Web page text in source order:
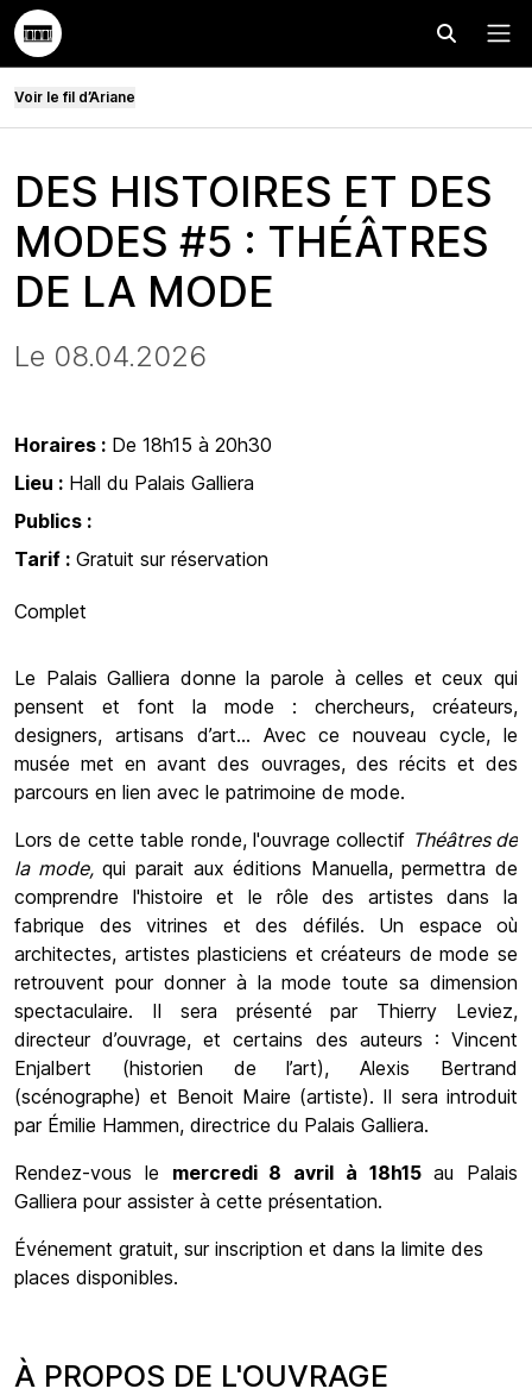
Voir le fil d’Ariane
DES HISTOIRES ET DES
MODES #5 : THÉÂTRES
DE LA MODE
Le 08.04.2026
Horaires : De 18h15 à 20h30
Lieu : Hall du Palais Galliera
Publics :
Tarif : Gratuit sur réservation
Complet
Le Palais Galliera donne la parole à celles et ceux qui
pensent et font la mode : chercheurs, créateurs,
designers, artisans d’art… Avec ce nouveau cycle, le
musée met en avant des ouvrages, des récits et des
parcours en lien avec le patrimoine de mode.
Lors de cette table ronde, l'ouvrage collectif Théâtres de
la mode,qui parait aux éditions Manuella, permettra de
comprendre l'histoire et le rôle des artistes dans la
fabrique des vitrines et des défilés. Un espace où
architectes, artistes plasticiens et créateurs de mode se
retrouvent pour donner à la mode toute sa dimension
spectaculaire. Il sera présenté par Thierry Leviez,
directeur d’ouvrage, et certains des auteurs : Vincent
Enjalbert (historien de l’art), Alexis Bertrand
(scénographe) et Benoit Maire (artiste). Il sera introduit
par Émilie Hammen, directrice du Palais Galliera.
Rendez-vous le mercredi 8 avril à 18h15au Palais
Galliera pour assister à cette présentation.
Événement gratuit, sur inscription et dans la limite des
places disponibles.
À PROPOS DE L'OUVRAGE